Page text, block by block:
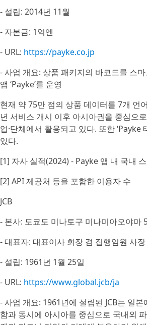
- 설립: 2014년 11월
- 자본금: 1억엔
- URL: https://payke.co.jp
- 사업 개요: 상품 패키지의 바코드를 스
앱 ‘Payke’를 운영
현재 약 75만 점의 상품 데이터를 7개 언
년 서비스 개시 이후 아시아권을 중심으
업·단체에서 활용되고 있다. 또한
있다.
[1] 자사 실적(2024) - Payke 앱 내 국내
[2] API 제공처 등을 포함한 이용자 수
JCB
- 본사: 도쿄도 미나토구 미나미아오야
- 대표자: 대표이사 회장 겸 집행임원 사
- 설립: 1961년 1월 25일
- URL: https://www.global.jcb/ja
- 사업 개요: 1961년에 설립된 JCB는 일
함과 동시에 아시아를 중심으로 국내외